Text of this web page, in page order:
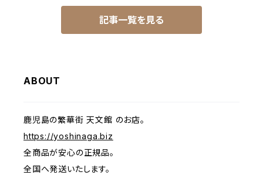
記事一覧を見る
ABOUT
鹿児島の繁華街 天文館 のお店。
https://yoshinaga.biz
全商品が安心の正規品。
全国へ発送いたします。